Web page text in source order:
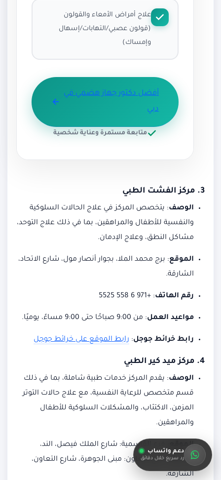
علاج أمراض الأمعاء والقولون
(قولون عصبي/التهابات/إسهال
وإمساك)
أفضل دكتور جهاز هضمي في
دبي
متابعة مستمرة وعناية شخصية
3. مركز الفشت الطبي
الوصف: يتخصص المركز في علاج الحالات السلوكية
والنفسية للأطفال والمراهقين، بما في ذلك علاج التوحد،
مشاكل النطق، وعلاج الإدمان.
الموقع: برج محمد الملا، بجوار أنصار مول، شارع الاتحاد،
الشارقة.
رقم الهاتف:
+971 6 558 5525
مواعيد العمل: من 9:00 صباحًا حتى 9:00 مساءً، يوميًا.
رابط خرائط جوجل: رابط الموقع على خرائط جوجل
4. مركز ميد كير الطبي
الوصف: يقدم المركز خدمات طبية شاملة، بما في ذلك
قسم متخصص للرعاية النفسية، مع علاج حالات التوتر
المزمن، الاكتئاب، والمشكلات السلوكية للأطفال
والمراهقين.
الموقع
فرع القاسمية: شارع الملك فيصل، الند،
الشارقة. فرع التعاون: مبنى الجوهرة، شارع التعاون،
الشارقة.
دعم واتساب
رد سريع خلال دقائق